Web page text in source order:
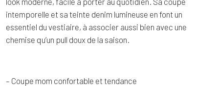
intemporelle et sa teinte denim lumineuse en font un
essentiel du vestiaire, à associer aussi bien avec une
chemise qu’un pull doux de la saison.
– Coupe mom confortable et tendance